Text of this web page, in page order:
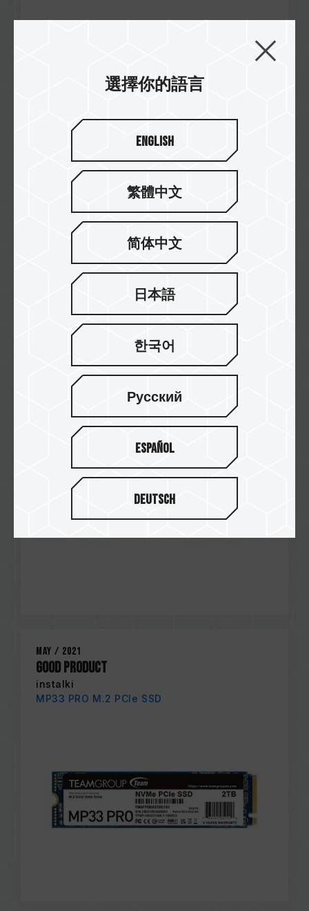
DARK Z FPS DDR4 DESKTOP MEMORY
Jun / 2021
Excellent
May / 2021
GOOD PRODUCT
instalki
MP33 PRO M.2 PCIe SSD
選擇你的語言
English
繁體中文
简体中文
日本語
한국어
Русский
Español
Deutsch